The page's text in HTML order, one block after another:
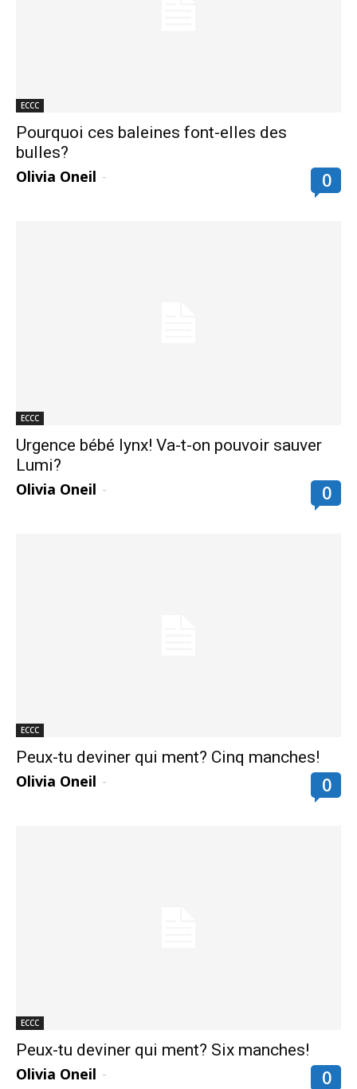
ECCC
Pourquoi ces baleines font-elles des
bulles?
Olivia Oneil - 0
ECCC
Urgence bébé lynx! Va-t-on pouvoir sauver
Lumi?
Olivia Oneil - 0
ECCC
Peux-tu deviner qui ment? Cinq manches!
Olivia Oneil - 0
ECCC
Peux-tu deviner qui ment? Six manches!
Olivia Oneil - 0